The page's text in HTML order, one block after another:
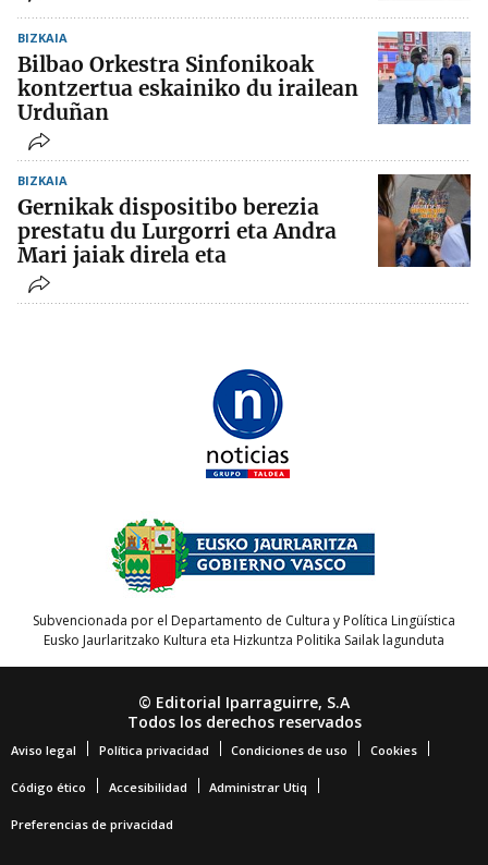
BIZKAIA
Bilbao Orkestra Sinfonikoak
kontzertua eskainiko du irailean
Urduñan
BIZKAIA
Gernikak dispositibo berezia
prestatu du Lurgorri eta Andra
Mari jaiak direla eta
Subvencionada por el Departamento de Cultura y Política Lingüística
Eusko Jaurlaritzako Kultura eta Hizkuntza Politika Sailak lagunduta
© Editorial Iparraguirre, S.A
Todos los derechos reservados
Aviso legal Política privacidad Condiciones de uso Cookies
Código ético Accesibilidad Administrar Utiq
Preferencias de privacidad